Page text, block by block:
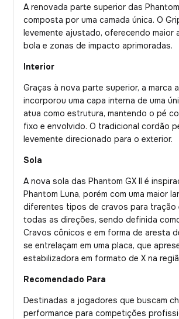
A renovada parte superior das Phantom
composta por uma camada única. O
levemente ajustado, oferecendo maior
bola e zonas de impacto aprimoradas.
Interior
Graças à nova parte superior, a marca
incorporou uma capa interna de uma
atua como estrutura, mantendo o pé
fixo e envolvido. O tradicional cordão
levemente direcionado para o exterior.
Sola
A nova sola das Phantom GX II é
Phantom Luna, porém com uma maior
diferentes tipos de cravos para tração
todas as direções, sendo definida
Cravos cônicos e em forma de aresta
se entrelaçam em uma placa, que
estabilizadora em formato de X na
Recomendado Para
Destinadas a jogadores que buscam
performance para competições